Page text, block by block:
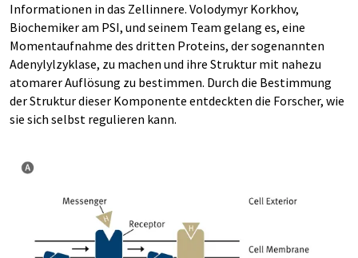
Informationen in das Zellinnere. Volodymyr Korkhov,
Biochemiker am PSI, und seinem Team gelang es, eine
Momentaufnahme des dritten Proteins, der sogenannten
Adenylylzyklase, zu machen und ihre Struktur mit nahezu
atomarer Auflösung zu bestimmen. Durch die Bestimmung
der Struktur dieser Komponente entdeckten die Forscher, wie
sie sich selbst regulieren kann.